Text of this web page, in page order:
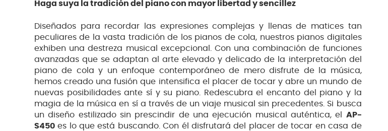
Haga suya la tradición del piano con mayor libertad y sencillez
Diseñados para recordar las expresiones complejas y llenas de matices tan
peculiares de la vasta tradición de los pianos de cola, nuestros pianos digitales
exhiben una destreza musical excepcional. Con una combinación de funciones
avanzadas que se adaptan al arte elevado y delicado de la interpretación del
piano de cola y un enfoque contemporáneo de mero disfrute de la música,
hemos creado una fusión que intensifica el placer de tocar y abre un mundo de
nuevas posibilidades ante sí y su piano. Redescubra el encanto del piano y la
magia de la música en sí a través de un viaje musical sin precedentes. Si busca
un diseño estilizado sin prescindir de una ejecución musical auténtica, el AP-
S450 es lo que está buscando. Con él disfrutará del placer de tocar en casa de